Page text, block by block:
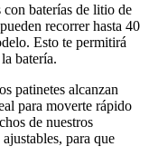
con baterías de litio de
recorrer hasta 40
Esto te permitirá
batería.
patinetes alcanzan
para moverte rápido
de nuestros
para que